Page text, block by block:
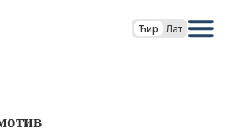
Ћир Лат